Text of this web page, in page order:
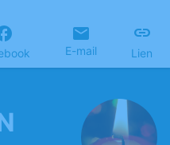
E-mail Lien